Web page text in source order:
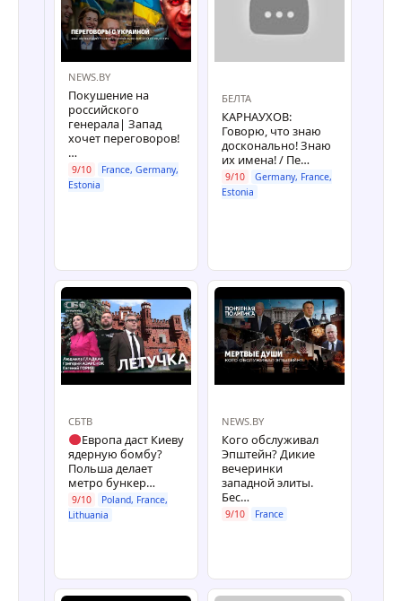
NEWS.BY
Покушение на
российского
генерала| Запад
хочет переговоров!
…
9/10
France, Germany,
Estonia
БЕЛТА
КАРНАУХОВ:
Говорю, что знаю
досконально! Знаю
их имена! / Пе…
9/10
Germany, France,
Estonia
СБТВ
Европа даст Киеву
ядерную бомбу?
Польша делает
метро бункер…
9/10
Poland, France,
Lithuania
NEWS.BY
Кого обслуживал
Эпштейн? Дикие
вечеринки
западной элиты.
Бес…
9/10 France